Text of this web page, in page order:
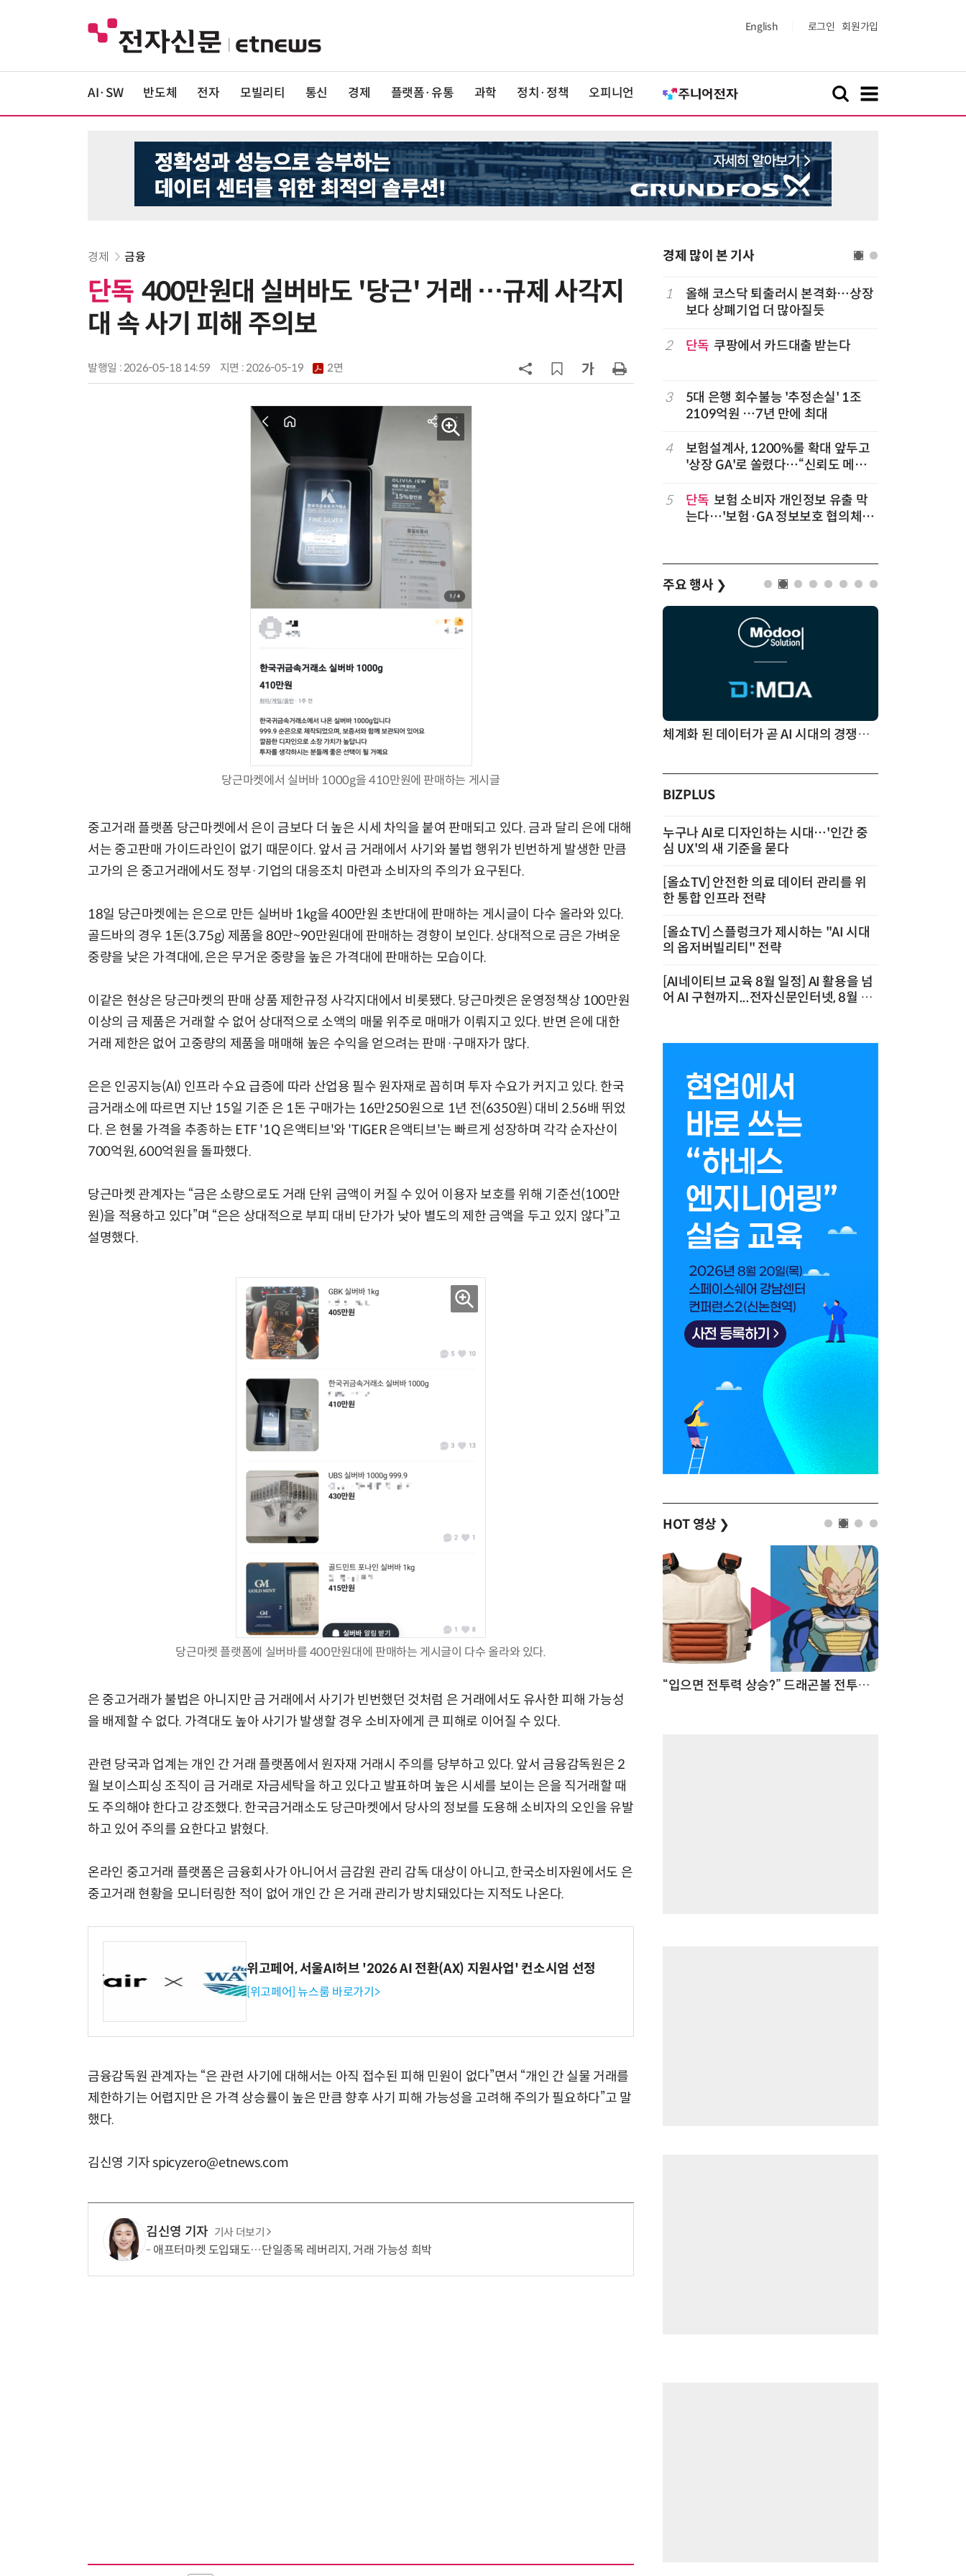
English 로그인 회원가입
AI·SW 반도체 전자 모빌리티 통신 경제 플랫폼·유통 과학 정치·정책 오피니언
경제 금융
단독 400만원대 실버바도 '당근' 거래 …규제 사각지
대 속 사기 피해 주의보
발행일 : 2026-05-18 14:59 지면 :2026-05-19 2면
당근마켓에서 실버바 1000g을 410만원에 판매하는 게시글
중고거래 플랫폼 당근마켓에서 은이 금보다 더 높은 시세 차익을 붙여 판매되고 있다. 금과 달리 은에 대해
서는 중고판매 가이드라인이 없기 때문이다. 앞서 금 거래에서 사기와 불법 행위가 빈번하게 발생한 만큼
고가의 은 중고거래에서도 정부·기업의 대응조치 마련과 소비자의 주의가 요구된다.
18일 당근마켓에는 은으로 만든 실버바 1kg을 400만원 초반대에 판매하는 게시글이 다수 올라와 있다.
골드바의 경우 1돈(3.75g) 제품을 80만~90만원대에 판매하는 경향이 보인다. 상대적으로 금은 가벼운
중량을 낮은 가격대에, 은은 무거운 중량을 높은 가격대에 판매하는 모습이다.
이같은 현상은 당근마켓의 판매 상품 제한규정 사각지대에서 비롯됐다. 당근마켓은 운영정책상 100만원
이상의 금 제품은 거래할 수 없어 상대적으로 소액의 매물 위주로 매매가 이뤄지고 있다. 반면 은에 대한
거래 제한은 없어 고중량의 제품을 매매해 높은 수익을 얻으려는 판매·구매자가 많다.
은은 인공지능(AI) 인프라 수요 급증에 따라 산업용 필수 원자재로 꼽히며 투자 수요가 커지고 있다. 한국
금거래소에 따르면 지난 15일 기준 은 1돈 구매가는 16만250원으로 1년 전(6350원) 대비 2.56배 뛰었
다. 은 현물 가격을 추종하는 ETF '1Q 은액티브'와 'TIGER 은액티브'는 빠르게 성장하며 각각 순자산이
700억원, 600억원을 돌파했다.
당근마켓 관계자는 “금은 소량으로도 거래 단위 금액이 커질 수 있어 이용자 보호를 위해 기준선(100만
원)을 적용하고 있다”며 “은은 상대적으로 부피 대비 단가가 낮아 별도의 제한 금액을 두고 있지 않다”고
설명했다.
당근마켓 플랫폼에 실버바를 400만원대에 판매하는 게시글이 다수 올라와 있다.
은 중고거래가 불법은 아니지만 금 거래에서 사기가 빈번했던 것처럼 은 거래에서도 유사한 피해 가능성
을 배제할 수 없다. 가격대도 높아 사기가 발생할 경우 소비자에게 큰 피해로 이어질 수 있다.
관련 당국과 업계는 개인 간 거래 플랫폼에서 원자재 거래시 주의를 당부하고 있다. 앞서 금융감독원은 2
월 보이스피싱 조직이 금 거래로 자금세탁을 하고 있다고 발표하며 높은 시세를 보이는 은을 직거래할 때
도 주의해야 한다고 강조했다. 한국금거래소도 당근마켓에서 당사의 정보를 도용해 소비자의 오인을 유발
하고 있어 주의를 요한다고 밝혔다.
온라인 중고거래 플랫폼은 금융회사가 아니어서 금감원 관리 감독 대상이 아니고, 한국소비자원에서도 은
중고거래 현황을 모니터링한 적이 없어 개인 간 은 거래 관리가 방치돼있다는 지적도 나온다.
위고페어, 서울AI허브 '2026 AI 전환(AX) 지원사업' 컨소시엄 선정
[위고페어] 뉴스룸 바로가기>
금융감독원 관계자는 “은 관련 사기에 대해서는 아직 접수된 피해 민원이 없다”면서 “개인 간 실물 거래를
제한하기는 어렵지만 은 가격 상승률이 높은 만큼 향후 사기 피해 가능성을 고려해 주의가 필요하다”고 말
했다.
김신영 기자 spicyzero@etnews.com
김신영 기자 기사 더보기
애프터마켓 도입돼도…단일종목 레버리지, 거래 가능성 희박
경제 많이 본 기사
6
LG 엑사원, 中企 제조현장 '전파'…
전자, 美 B2B 구독 시동
서 TV·모니터 '大戰'
10
1
올해 코스닥 퇴출러시 본격화…상장
보다 상폐기업 더 많아질듯
2 단독 쿠팡에서 카드대출 받는다
3
5대 은행 회수불능 '추정손실' 1조
2109억원 …7년 만에 최대
4
보험설계사, 1200%룰 확대 앞두고
'상장 GA'로 쏠렸다…“신뢰도 메리
5
단독 보험 소비자 개인정보 유출 막
는다…'보험·GA 정보보호 협의체'
주요 행사 ❯
AI Native Enterprise를 지원하는 AI Ready Data 플랫폼 활용 전략 체계화 된 데이터가 곧 AI 시대의 경쟁력이다
BIZPLUS
누구나 AI로 디자인하는 시대…'인간 중
심 UX'의 새 기준을 묻다
[올쇼TV] 안전한 의료 데이터 관리를 위
한 통합 인프라 전략
[올쇼TV] 스플렁크가 제시하는 "AI 시대
의 옵저버빌리티" 전략
[AI네이티브 교육 8월 일정] AI 활용을 넘
어 AI 구현까지...전자신문인터넷, 8월 실
HOT 영상 ❯
“입으면 전투력 상승?” 드래곤볼 전투복 닮은 중량조끼